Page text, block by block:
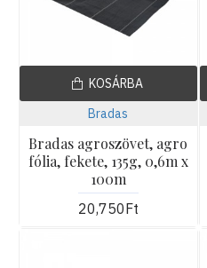
Bradas
Bradas agroszövet, agro
fólia, fekete, 135g, 0,6m x
100m
20,750Ft
KOSÁRBA